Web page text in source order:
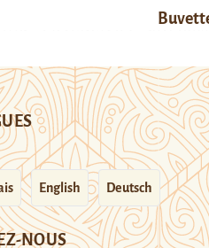
English Deutsch
NOUS